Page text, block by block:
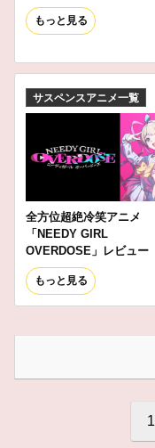
もっと見る
サスペンスアニメ一覧
全方位超絶冷笑アニメ
「NEEDY GIRL
OVERDOSE」レビュー
もっと見る
1